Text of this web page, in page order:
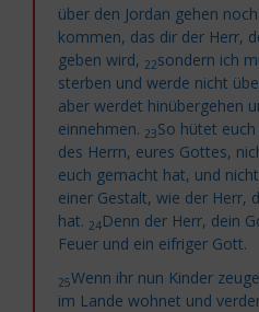
über den Jordan gehen
kommen, das dir der Herr,
geben wird, 22sondern ich
sterben und werde nicht
aber werdet hinübergehen
einnehmen. 23So hütet
des Herrn, eures Gottes,
euch gemacht hat, und
einer Gestalt, wie der Herr,
hat. 24Denn der Herr, dein
Feuer und ein eifriger Gott.
25Wenn ihr nun Kinder
im Lande wohnet und